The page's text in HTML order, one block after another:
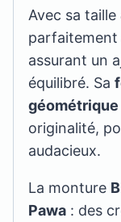
Avec sa taille
parfaitement
assurant un
équilibré. Sa
géométrique
originalité,
audacieux.
La monture
Pawa : des